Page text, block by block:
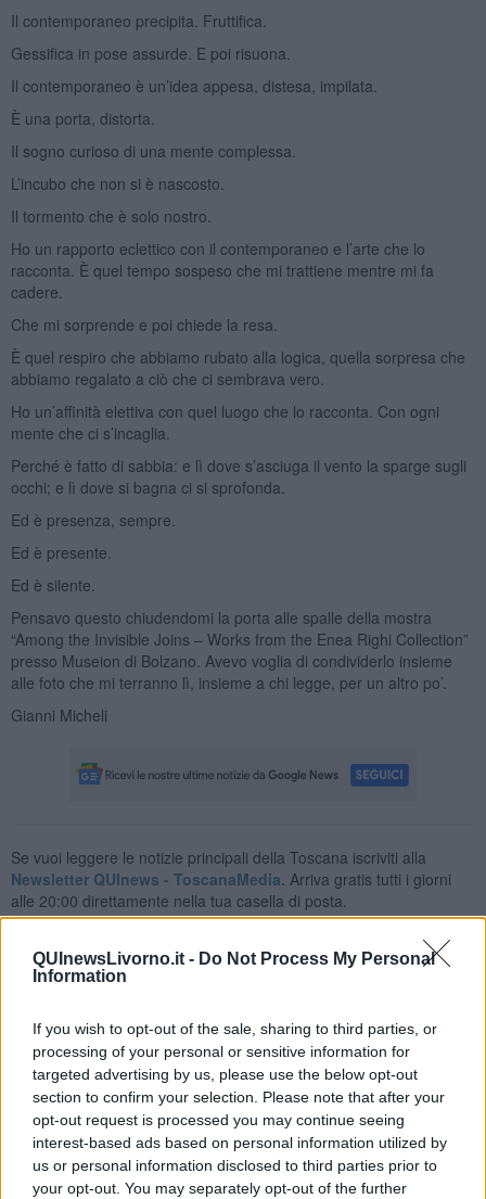
QUInewsLivorno.it - Do Not Process My Personal
Information
If you wish to opt-out of the sale, sharing to third parties, or
processing of your personal or sensitive information for
targeted advertising by us, please use the below opt-out
section to confirm your selection. Please note that after your
opt-out request is processed you may continue seeing
interest-based ads based on personal information utilized by
us or personal information disclosed to third parties prior to
your opt-out. You may separately opt-out of the further
Il contemporaneo precipita. Fruttifica.
Gessifica in pose assurde. E poi risuona.
Il contemporaneo è un’idea appesa, distesa, impilata.
È una porta, distorta.
Il sogno curioso di una mente complessa.
L’incubo che non si è nascosto.
Il tormento che è solo nostro.
Ho un rapporto eclettico con il contemporaneo e l’arte che lo
racconta. È quel tempo sospeso che mi trattiene mentre mi fa
cadere.
Che mi sorprende e poi chiede la resa.
È quel respiro che abbiamo rubato alla logica, quella sorpresa che
abbiamo regalato a ciò che ci sembrava vero.
Ho un’affinità elettiva con quel luogo che lo racconta. Con ogni
mente che ci s’incaglia.
Perché è fatto di sabbia: e lì dove s’asciuga il vento la sparge sugli
occhi; e lì dove si bagna ci si sprofonda.
Ed è presenza, sempre.
Ed è presente.
Ed è silente.
Pensavo questo chiudendomi la porta alle spalle della mostra
“Among the Invisible Joins – Works from the Enea Righi Collection”
presso Museion di Bolzano. Avevo voglia di condividerlo insieme
alle foto che mi terranno lì, insieme a chi legge, per un altro po’.
Gianni Micheli
Se vuoi leggere le notizie principali della Toscana iscriviti alla
Newsletter QUInews - ToscanaMedia. Arriva gratis tutti i giorni
alle 20:00 direttamente nella tua casella di posta.
Fotogallery